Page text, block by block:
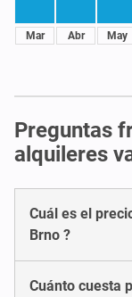
Mar Abr May
Preguntas
alquileres
Cuál es el
Brno ?
Cuánto cuesta